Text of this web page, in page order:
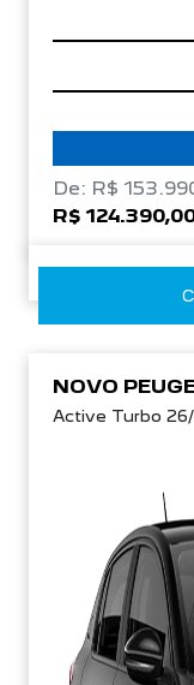
De: R$
R$
NOVO
Active Turbo